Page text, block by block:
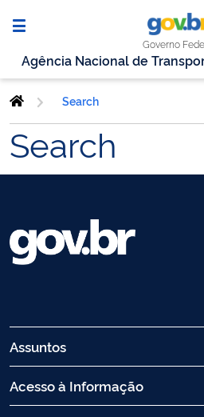
Governo
Agência Nacional de
Search
Search
Assuntos
Acesso à Informação